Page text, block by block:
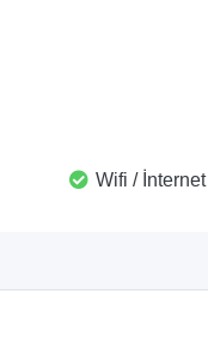
Wifi / İnternet